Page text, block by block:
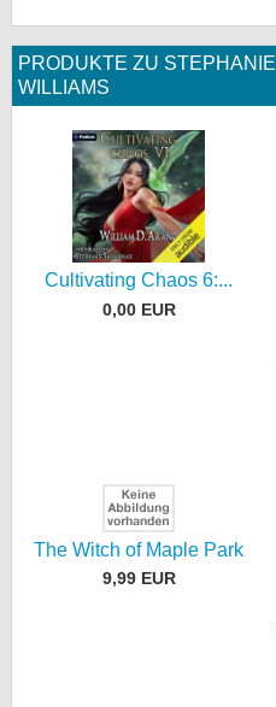
PRODUKTE ZU STEPHANIE
WILLIAMS
Cultivating Chaos 6:...
0,00 EUR
The Witch of Maple Park
9,99 EUR